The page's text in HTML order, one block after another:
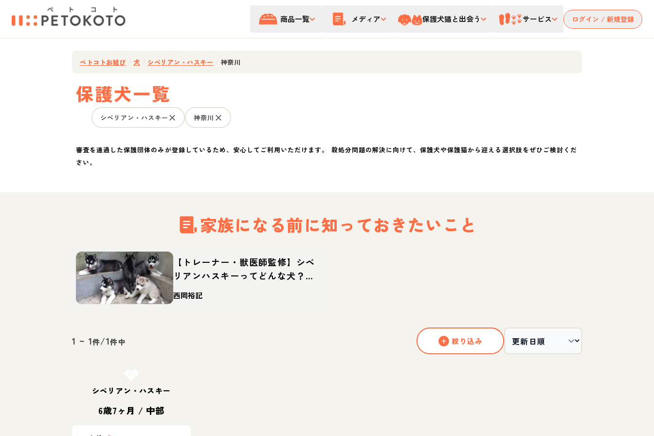
商品一覧 メディア 保護犬猫と出会う サービス ログイン / 新規登録
ペトコトお結び 犬 シベリアン・ハスキー 神奈川
保護犬一覧
シベリアン・ハスキー 神奈川
審査を通過した保護団体のみが登録しているため、安心してご利用いただけます。 殺処分問題の解決に向けて、保護犬や保護猫から迎える選択肢をぜひご検討くだ
さい。
家族になる前に知っておきたいこと
【トレーナー・獣医師監修】シベ
リアンハスキーってどんな犬？性
格・特徴・育て方・迎え方
西岡裕記
1 ~ 1件/1件中 絞り込み
シベリアン・ハスキー
6歳7ヶ月 / 中部